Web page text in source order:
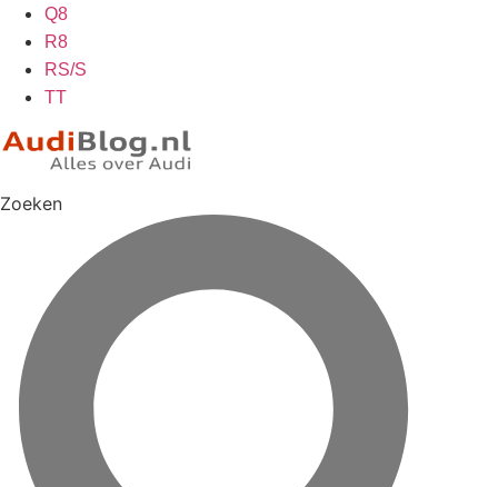
Q8
R8
RS/S
TT
Zoeken